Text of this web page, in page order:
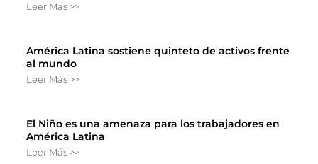
Leer Más >>
América Latina sostiene quinteto de activos frente
al mundo
Leer Más >>
El Niño es una amenaza para los trabajadores en
América Latina
Leer Más >>